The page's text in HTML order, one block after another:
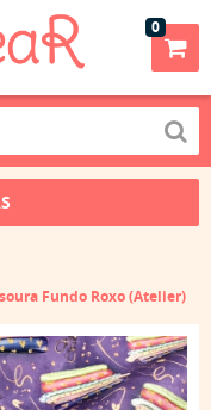
0
Fundo Roxo (Atelier)